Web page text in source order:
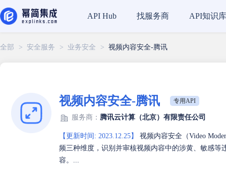
API Hub 找服务商 API知识库
全部 > 安全服务 > 业务安全 > 视频内容安全-腾讯
视频内容安全-腾讯 专用API
服务商： 腾讯云计算（北京）有限责任公司
【更新时间: 2023.12.25】
视频内容安全（Video
频三种维度，识别并审核视频内容中的涉黄、敏感
容。...